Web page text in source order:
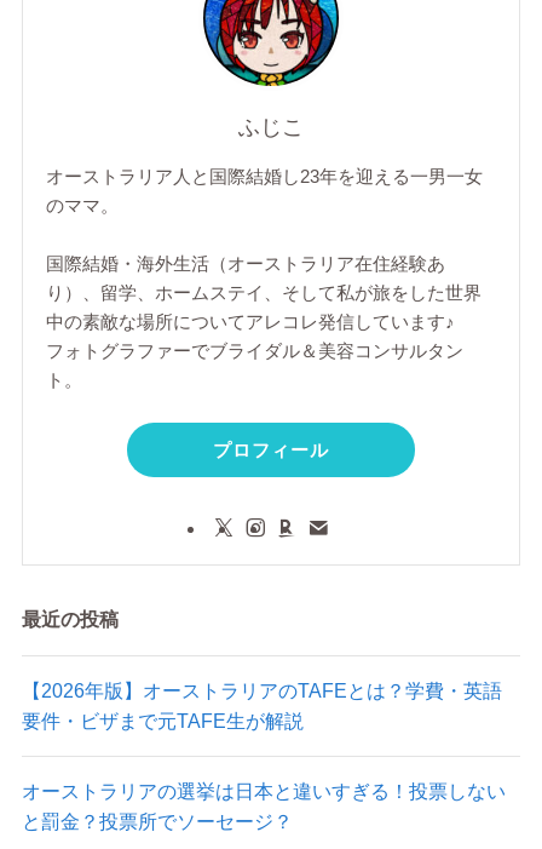
ふじこ
オーストラリア人と国際結婚し23年を迎える一男一女
のママ。
国際結婚・海外生活（オーストラリア在住経験あ
り）、留学、ホームステイ、そして私が旅をした世界
中の素敵な場所についてアレコレ発信しています♪
フォトグラファーでブライダル＆美容コンサルタン
ト。
プロフィール
最近の投稿
【2026年版】オーストラリアのTAFEとは？学費・英語
要件・ビザまで元TAFE生が解説
オーストラリアの選挙は日本と違いすぎる！投票しない
と罰金？投票所でソーセージ？